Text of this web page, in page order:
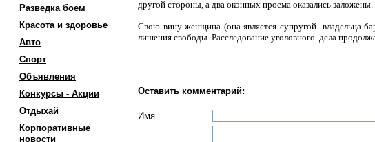
Разведка боем
Красота и здоровье
Авто
Спорт
Объявления
Конкурсы - Акции
Отдыхай
Корпоративные
новости
другой стороны, а два оконных проема оказались
Свою вину женщина (она является супругой владельца
лишения свободы. Расследование уголовного дела
Оставить комментарий:
Имя